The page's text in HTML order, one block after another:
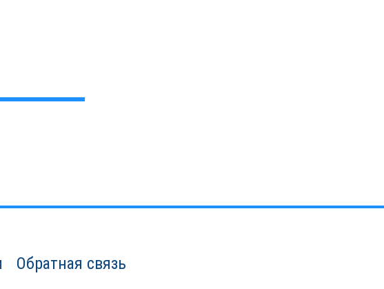
Обратная связь